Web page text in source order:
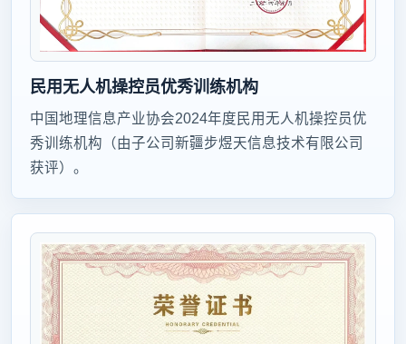
民用无人机操控员优秀训练机构
中国地理信息产业协会2024年度民用无人机操控员优
秀训练机构（由子公司新疆步煜天信息技术有限公司
获评）。